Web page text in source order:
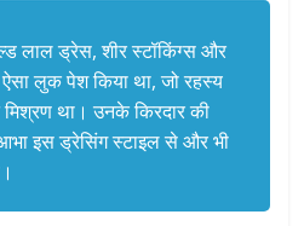
लाल ड्रेस, शीर स्टॉकिंग्स और
लुक पेश किया था, जो रहस्य
था। उनके किरदार की
इस ड्रेसिंग स्टाइल से और भी